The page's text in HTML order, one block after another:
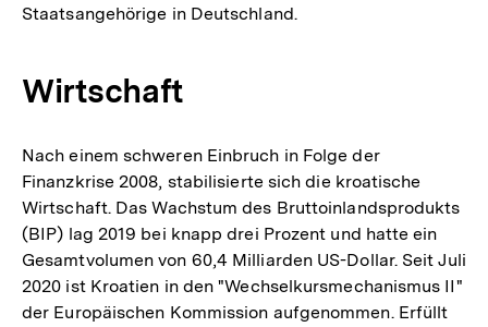
Staatsangehörige in Deutschland.
Wirtschaft
Nach einem schweren Einbruch in Folge der
Finanzkrise 2008, stabilisierte sich die kroatische
Wirtschaft. Das Wachstum des Bruttoinlandsprodukts
(BIP) lag 2019 bei knapp drei Prozent und hatte ein
Gesamtvolumen von 60,4 Milliarden US-Dollar. Seit Juli
2020 ist Kroatien in den "Wechselkursmechanismus II"
der Europäischen Kommission aufgenommen. Erfüllt